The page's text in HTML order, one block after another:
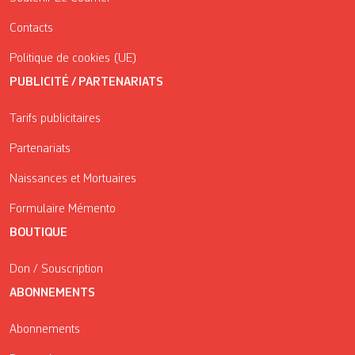
Contacts
Politique de cookies (UE)
PUBLICITÉ / PARTENARIATS
Tarifs publicitaires
Partenariats
Naissances et Mortuaires
Formulaire Mémento
BOUTIQUE
Don / Souscription
ABONNEMENTS
Abonnements